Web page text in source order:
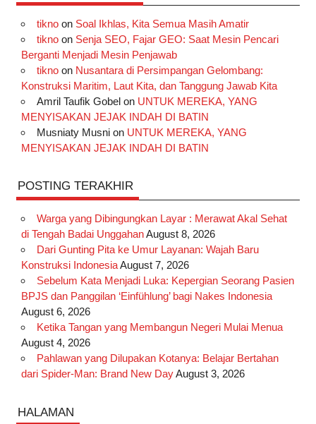
e
b
o
k
t
a
r
a
m
T
o
k
t
e
e
s
k
e
I
n
t
t
r
T
u
e
tiknoon Soal Ikhlas, Kita Semua Masih Amatir
tiknoon Senja SEO, Fajar GEO: Saat Mesin Pencari
Berganti Menjadi Mesin Penjawab
tiknoon Nusantara di Persimpangan Gelombang:
Konstruksi Maritim, Laut Kita, dan Tanggung Jawab Kita
Amril Taufik Gobelon UNTUK MEREKA, YANG
MENYISAKAN JEJAK INDAH DI BATIN
Musniaty Musnion UNTUK MEREKA, YANG
MENYISAKAN JEJAK INDAH DI BATIN
POSTING TERAKHIR
Warga yang Dibingungkan Layar : Merawat Akal Sehat
di Tengah Badai UnggahanAugust 8, 2026
Dari Gunting Pita ke Umur Layanan: Wajah Baru
Konstruksi IndonesiaAugust 7, 2026
Sebelum Kata Menjadi Luka: Kepergian Seorang Pasien
BPJS dan Panggilan ‘Einfühlung’ bagi Nakes Indonesia
August 6, 2026
Ketika Tangan yang Membangun Negeri Mulai Menua
August 4, 2026
Pahlawan yang Dilupakan Kotanya: Belajar Bertahan
dari Spider-Man: Brand New DayAugust 3, 2026
HALAMAN